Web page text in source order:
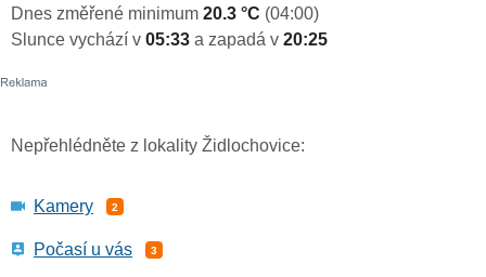
Dnes změřené minimum 20.3 °C (04:00)
Slunce vychází v 05:33 a zapadá v 20:25
Nepřehlédněte z lokality Židlochovice:
Kamery 2
Počasí u vás 3